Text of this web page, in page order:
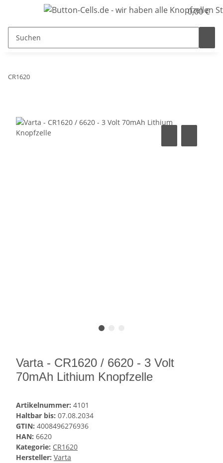
0,00 €
CR1620
Varta - CR1620 / 6620 - 3 Volt
70mAh Lithium Knopfzelle
Artikelnummer: 4101
Haltbar bis: 07.08.2034
GTIN: 4008496276936
HAN: 6620
Kategorie: CR1620
Hersteller: Varta